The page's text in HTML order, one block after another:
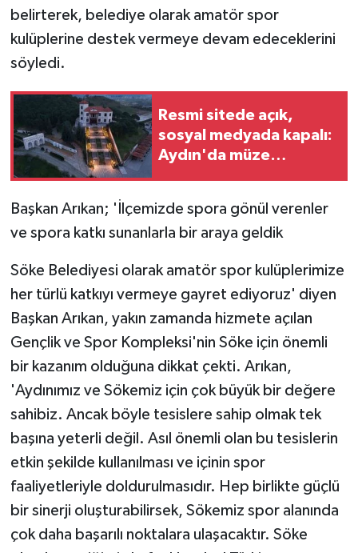
belirterek, belediye olarak amatör spor
kulüplerine destek vermeye devam edeceklerini
söyledi.
Resmi sitede açık,
sosyal medyada kapalı:
Aydın'da müze
Başkan Arıkan; 'İlçemizde spora gönül verenler
ve spora katkı sunanlarla bir araya geldik
Söke Belediyesi olarak amatör spor kulüplerimize
her türlü katkıyı vermeye gayret ediyoruz' diyen
Başkan Arıkan, yakın zamanda hizmete açılan
Gençlik ve Spor Kompleksi'nin Söke için önemli
bir kazanım olduğuna dikkat çekti. Arıkan,
'Aydınımız ve Sökemiz için çok büyük bir değere
sahibiz. Ancak böyle tesislere sahip olmak tek
başına yeterli değil. Asıl önemli olan bu tesislerin
etkin şekilde kullanılması ve içinin spor
faaliyetleriyle doldurulmasıdır. Hep birlikte güçlü
bir sinerji oluşturabilirsek, Sökemiz spor alanında
çok daha başarılı noktalara ulaşacaktır. Söke
SİYASET
TEKNOLOJİ
Turizm
ÜLKE GÜNDEMİ
YEREL
Yerel Haberler